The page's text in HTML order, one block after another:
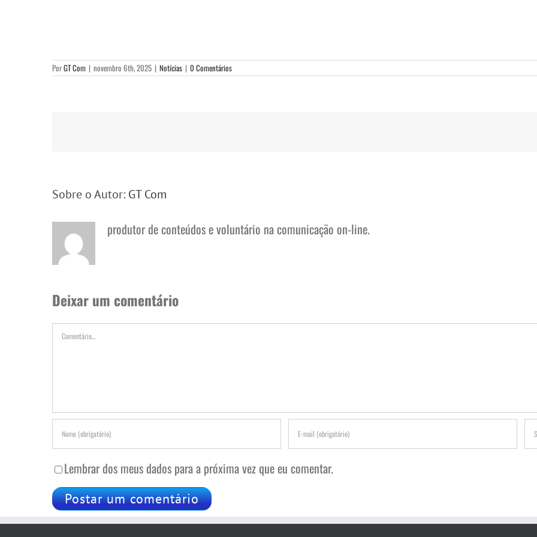
PorGT Com | novembro 6th, 2025 | Notícias | 0 Comentários
Sobre o Autor: GT Com
produtor de conteúdos e voluntário na comunicação on-line.
Deixar um comentário
Comentário
Lembrar dos meus dados para a próxima vez que eu comentar.